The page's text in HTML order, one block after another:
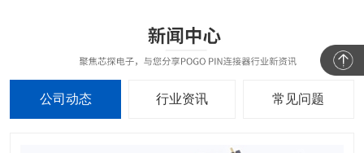
公司动态 行业资讯 常见问题